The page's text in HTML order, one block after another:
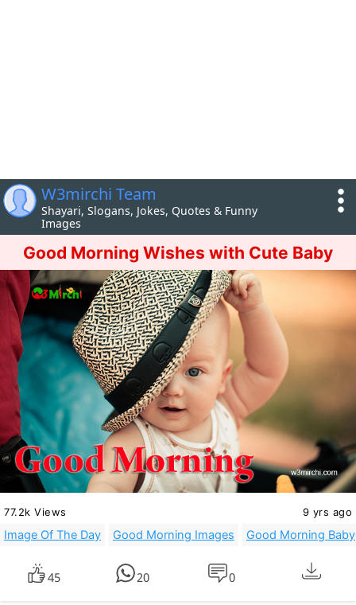
W3mirchi Team
Shayari, Slogans, Jokes, Quotes & Funny
Images
Good Morning Wishes with Cute Baby
77.2k Views 9 yrs ago
Image Of The Day Good Morning Images Good Morning Baby
45 20 0